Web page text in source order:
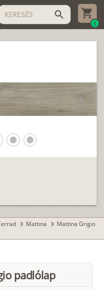
search
0
lens lens
chevron_right
chevron_right Mattina chevron_right Mattina Grigio
padlólap